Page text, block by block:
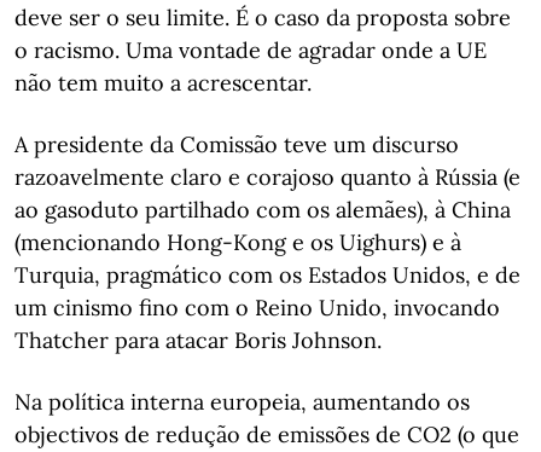
deve ser o seu limite. É o caso da proposta sobre
o racismo. Uma vontade de agradar onde a UE
não tem muito a acrescentar.
A presidente da Comissão teve um discurso
razoavelmente claro e corajoso quanto à Rússia (e
ao gasoduto partilhado com os alemães), à China
(mencionando Hong-Kong e os Uighurs) e à
Turquia, pragmático com os Estados Unidos, e de
um cinismo fino com o Reino Unido, invocando
Thatcher para atacar Boris Johnson.
Na política interna europeia, aumentando os
objectivos de redução de emissões de CO2 (o que